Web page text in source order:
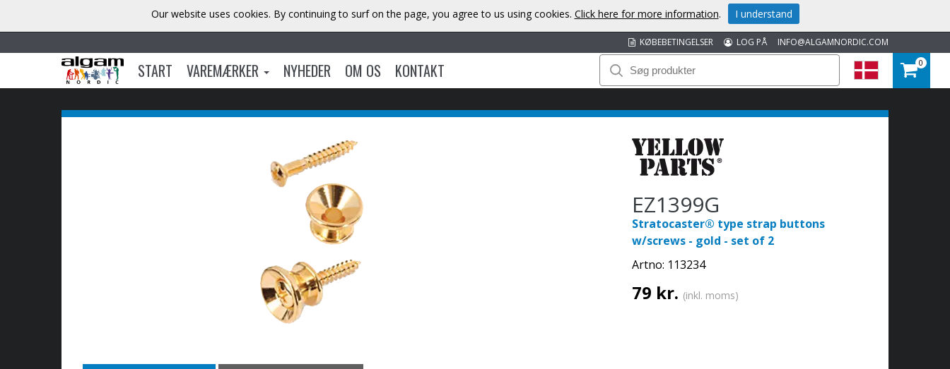
INFO@ALGAMNORDIC.COM
LOG PÅ
KØBEBETINGELSER
START VAREMÆRKER NYHEDER OM OS KONTAKT 0
EZ1399G
Stratocaster® type strap buttons
w/screws - gold - set of 2
Artno: 113234
79 kr. (inkl. moms)
Our website uses cookies. By continuing to surf on the page, you agree to us using cookies. Click here for more information. I understand